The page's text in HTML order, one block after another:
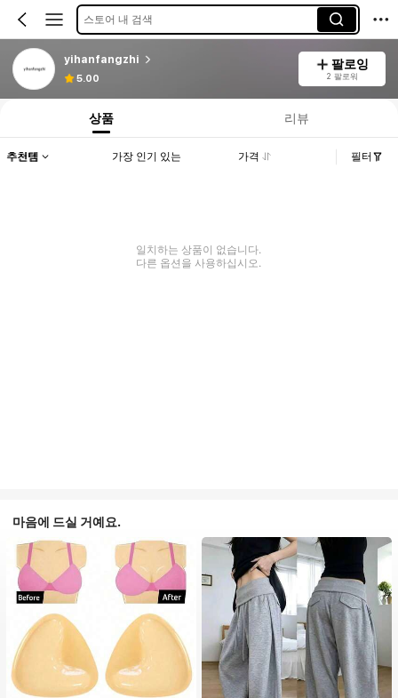
스토어 내 검색
yihanfangzhi
5.00
팔로잉
2 팔로워
상품 리뷰
추천템 가장 인기 있는 가격 필터
일치하는 상품이 없습니다.
다른 옵션을 사용하십시오.
마음에 드실 거예요.